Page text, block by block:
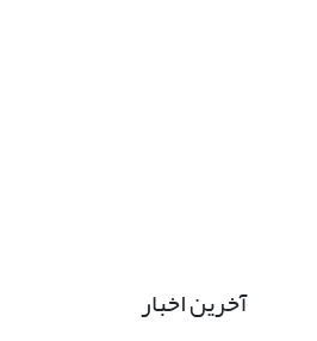
آخرین اخبار